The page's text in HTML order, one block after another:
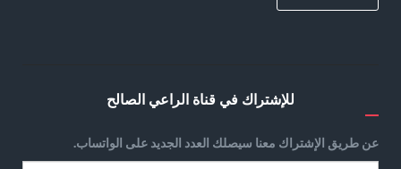
للإشتراك في قناة الراعي الصالح
عن طريق الإشتراك معنا سيصلك العدد الجديد على الواتساب.